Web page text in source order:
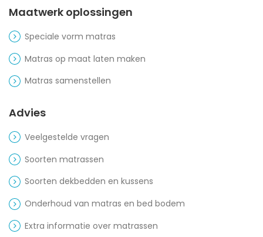
Maatwerk oplossingen
Speciale vorm matras
Matras op maat laten maken
Matras samenstellen
Advies
Veelgestelde vragen
Soorten matrassen
Soorten dekbedden en kussens
Onderhoud van matras en bed bodem
Extra informatie over matrassen